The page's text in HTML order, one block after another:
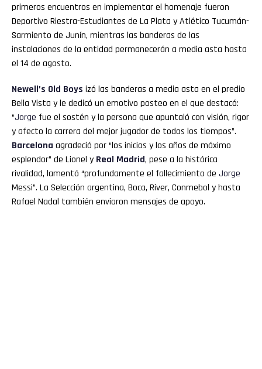
primeros encuentros en implementar el homenaje fueron
Deportivo Riestra-Estudiantes de La Plata y Atlético Tucumán-
Sarmiento de Junín, mientras las banderas de las
instalaciones de la entidad permanecerán a media asta hasta
el 14 de agosto.
Newell’s Old Boys izó las banderas a media asta en el predio
Bella Vista y le dedicó un emotivo posteo en el que destacó:
“Jorge fue el sostén y la persona que apuntaló con visión, rigor
y afecto la carrera del mejor jugador de todos los tiempos”.
Barcelona agradeció por “los inicios y los años de máximo
esplendor” de Lionel y Real Madrid, pese a la histórica
rivalidad, lamentó “profundamente el fallecimiento de Jorge
Messi”. La Selección argentina, Boca, River, Conmebol y hasta
Rafael Nadal también enviaron mensajes de apoyo.